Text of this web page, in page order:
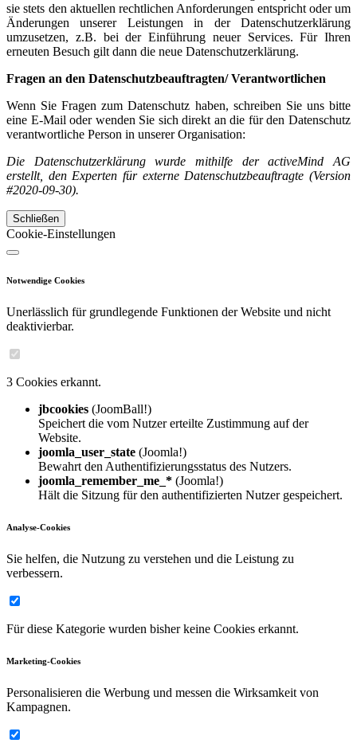
sie stets den aktuellen rechtlichen Anforderungen entspricht oder um
Änderungen unserer Leistungen in der Datenschutzerklärung
umzusetzen, z.B. bei der Einführung neuer Services. Für Ihren
erneuten Besuch gilt dann die neue Datenschutzerklärung.
Fragen an den Datenschutzbeauftragten/ Verantwortlichen
Wenn Sie Fragen zum Datenschutz haben, schreiben Sie uns bitte
eine E-Mail oder wenden Sie sich direkt an die für den Datenschutz
verantwortliche Person in unserer Organisation:
Die Datenschutzerklärung wurde mithilfe der activeMind AG
erstellt, den Experten für externe Datenschutzbeauftragte (Version
#2020-09-30).
Schließen
Cookie-Einstellungen
Notwendige Cookies
Unerlässlich für grundlegende Funktionen der Website und nicht
deaktivierbar.
3 Cookies erkannt.
jbcookies (JoomBall!)
Speichert die vom Nutzer erteilte Zustimmung auf der
Website.
joomla_user_state (Joomla!)
Bewahrt den Authentifizierungsstatus des Nutzers.
joomla_remember_me_* (Joomla!)
Hält die Sitzung für den authentifizierten Nutzer gespeichert.
Analyse-Cookies
Sie helfen, die Nutzung zu verstehen und die Leistung zu
verbessern.
Für diese Kategorie wurden bisher keine Cookies erkannt.
Marketing-Cookies
Personalisieren die Werbung und messen die Wirksamkeit von
Kampagnen.